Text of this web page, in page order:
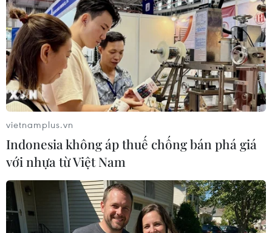
hai câu lạc bộ lọt vào trận chung kết AFC Cup
khu vực Đông Nam Á./.
(TTXVN/Vietnam+)
vietnamplus.vn
Indonesia không áp thuế chống bán phá giá
với nhựa từ Việt Nam